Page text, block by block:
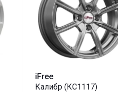
iFree
Калибр (КС1117)